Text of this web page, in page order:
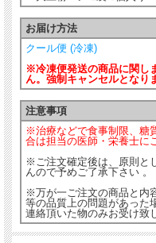
お届け方法
クール便 (冷凍)
※冷凍便発送の商品に関し
ん。強制キャンセルとなり
注意事項
※治療などで食事制限、糖
合は担当の医師・栄養士に
※ご注文確定後は、原則と
んので予めご了承下さい 。
※万が一ご注文の商品と内
等の品質上の問題があった
連絡頂いた物のみお受け致